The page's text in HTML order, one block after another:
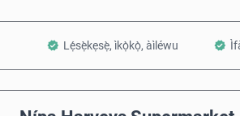
Lẹ́sẹ̀kẹsẹ̀, ìkọ̀kọ̀, àìléwu